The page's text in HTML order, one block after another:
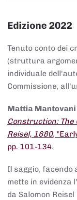
Edizione 2022
Tenuto conto dei
(struttura
individuale
Commissione,
Mattia Mantovani
Construction:
Reisel, 1680,
pp. 101-134.
Il saggio, facendo
mette in evidenza
da Salomon